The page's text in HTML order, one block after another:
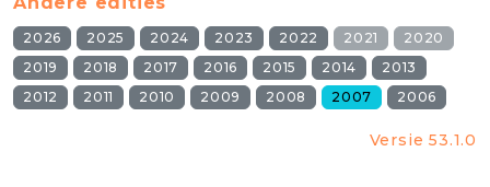
2026 2025 2024 2023 2022 2021
2020
2019
2018 2017 2016 2015 2014
2013
2012
2011 2010 2009 2008 2007 2006
Versie 53.1.0